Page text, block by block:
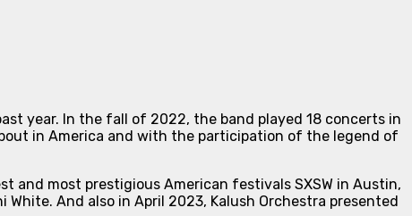
year. In the fall of 2022, the band played 18 concerts in
in America and with the participation of the legend of
and most prestigious American festivals SXSW in Austin,
And also in April 2023, Kalush Orchestra presented